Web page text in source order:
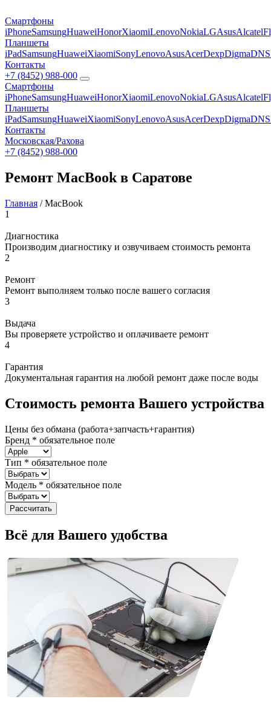
Смартфоны
iPhoneSamsungHuaweiHonorXiaomiLenovoNokiaLGAsusAlcatel
Планшеты
iPadSamsungHuaweiXiaomiSonyLenovoAsusAcerDexpDigmaDNS
Контакты
+7 (8452) 988-000
Смартфоны
iPhoneSamsungHuaweiHonorXiaomiLenovoNokiaLGAsusAlcatel
Планшеты
iPadSamsungHuaweiXiaomiSonyLenovoAsusAcerDexpDigmaDNS
Контакты
Московская/Рахова
+7 (8452) 988-000
Ремонт MacBook в Саратове
Главная / MacBook
1
Диагностика
Производим диагностику и озвучиваем стоимость ремонта
2
Ремонт
Ремонт выполняем только после вашего согласия
3
Выдача
Вы проверяете устройство и оплачиваете ремонт
4
Гарантия
Документальная гарантия на любой ремонт даже после воды
Стоимость ремонта Вашего устройства
Цены без обмана (работа+запчасть+гарантия)
Бренд * обязательное поле
Тип * обязательное поле
Модель * обязательное поле
Рассчитать
Всё для Вашего удобства